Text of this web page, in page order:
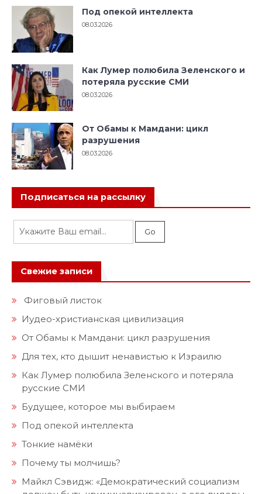
Под опекой интеллекта
08.03.2026
Как Лумер полюбила Зеленского и
потеряла русские СМИ
08.03.2026
От Обамы к Мамдани: цикл
разрушения
08.03.2026
Подписаться на рассылку
Свежие записи
Фиговый листок
Иудео-христианская цивилизация
От Обамы к Мамдани: цикл разрушения
Для тех, кто дышит ненавистью к Израилю
Как Лумер полюбила Зеленского и потеряла
русские СМИ
Будущее, которое мы выбираем
Под опекой интеллекта
Тонкие намёки
Почему ты молчишь?
Майкл Сэвидж: «Демократический социализм